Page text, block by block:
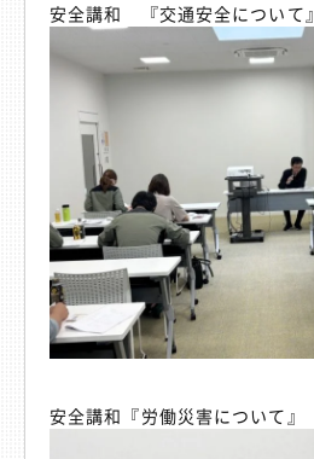
安全講和 『交通安全について』
安全講和『労働災害について』